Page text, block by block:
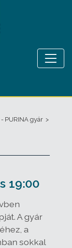
PURINA gyár >
19:00
A gyár
a
sokkal